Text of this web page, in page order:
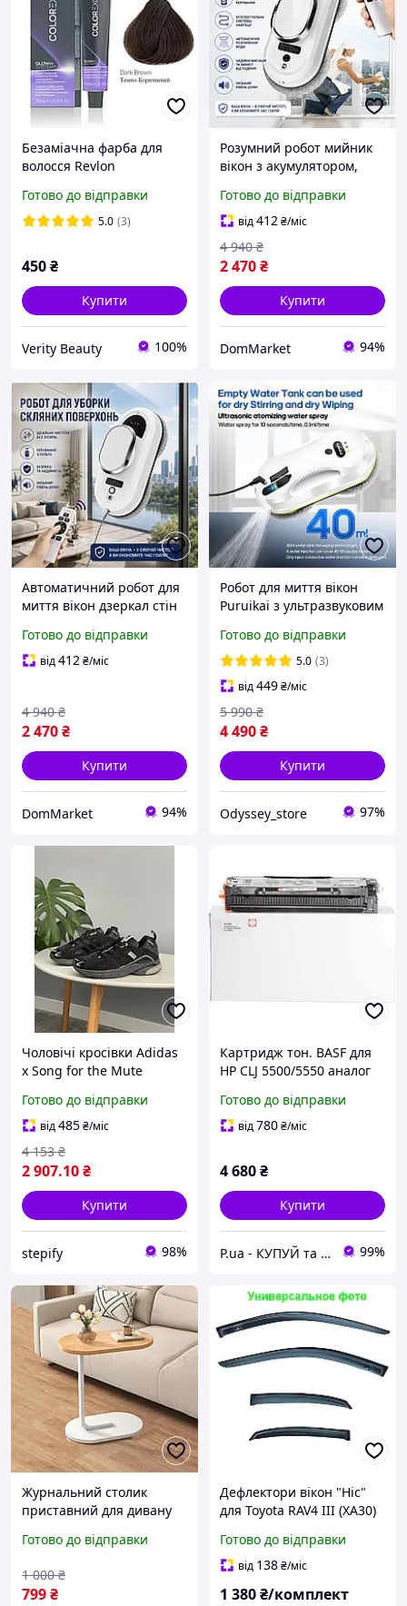
Безаміачна фарба для
волосся Revlon
young, тон у тон 3 Темно-
коричневий, 70 мл (новий
Готово до відправки
5.0 (3)
450₴
Купити
Verity Beauty 100%
Розумний робот мийник
вікон з акумулятором,
зовні, Роботи для миття
вікон QER_8
Готово до відправки
від412₴/міс
2 470₴
4 940 ₴
Купити
DomMarket 94%
Автоматичний робот для
миття вікон дзеркал стін
прибирання скляних
поверхонь QER_8
Готово до відправки
від412₴/міс
2 470₴
4 940 ₴
Купити
DomMarket 94%
Робот для миття вікон
Puruikai з ультразвуковим
розпорошенням води 10
серветок+4 у подарунок
Готово до відправки
5.0 (3)
від449₴/міс
4 490₴
5 990 ₴
Купити
Odyssey_store 97%
Чоловічі кросівки Adidas
x Song for the Mute
преміальній колаборації
(Чорні) Шкіра та текстиль
Cod: Арт 1654
Готово до відправки
від485₴/міс
2 907.10₴
4 153 ₴
Купити
stepify 98%
Картридж тон. BASF для
HP CLJ 5500/5550 аналог
(BASF-KT-C9730A)
Готово до відправки
від780₴/міс
4 680₴
Купити
P.ua - КУПУЙ та ДРУКУЙ® - Картриджі та Чорнило 99%
Журнальний столик
приставний для дивану
кавовий у формі літери C
Готово до відправки
799₴
1 000 ₴
Дефлектори вікон "Hic"
для Toyota RAV4 III (XA30)
2013 року комплект
Готово до відправки
від 138₴/міс
1 380₴/комплект